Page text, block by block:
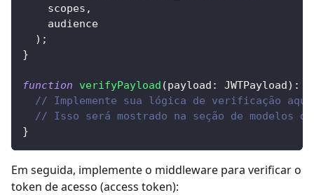
    scopes
,
    audience
) ;
}
function verifyPayload (payload : JWTPayload) :
// Implemente sua lógica de verificação aqui
// Isso será mostrado na seção de modelos
}
Em seguida, implemente o middleware para verificar o
token de acesso (access token):